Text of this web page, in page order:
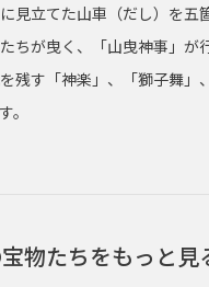
見立てた山車（だし）を五
ちが曳く、「山曳神事」が
残す「神楽」、「獅子舞」
。
宝物たちをもっと見